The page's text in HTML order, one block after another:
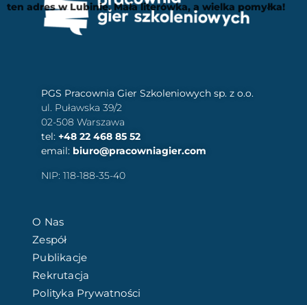
ten adres w Lubinie. Mała literówka, a wielka pomyłka!
PGS Pracownia Gier Szkoleniowych sp. z o.o.
ul. Puławska 39/2
02-508 Warszawa
tel: +48 22 468 85 52
email: biuro@pracowniagier.com
NIP: 118-188-35-40
O Nas
Zespół
Publikacje
Rekrutacja
Polityka Prywatności